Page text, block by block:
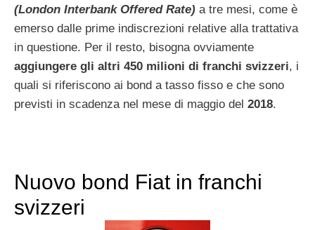
(London Interbank Offered Rate) a tre mesi, come è
emerso dalle prime indiscrezioni relative alla trattativa
in questione. Per il resto, bisogna ovviamente
aggiungere gli altri 450 milioni di franchi svizzeri, i
quali si riferiscono ai bond a tasso fisso e che sono
previsti in scadenza nel mese di maggio del 2018.
Nuovo bond Fiat in franchi
svizzeri